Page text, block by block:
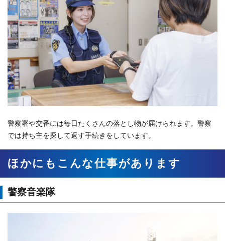
警察署や交番には毎日たくさんの落とし物が届けられます。警察
では持ち主を探して返す手続きをしています。
ほかにもこんな仕事があります
警察音楽隊